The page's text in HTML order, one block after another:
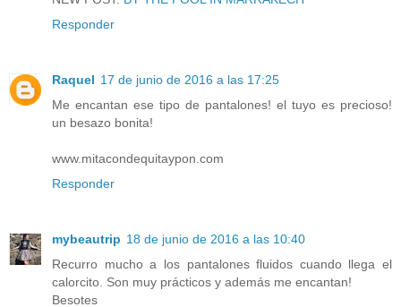
Responder
Raquel 17 de junio de 2016 a las 17:25
Me encantan ese tipo de pantalones! el tuyo es precioso!
un besazo bonita!
www.mitacondequitaypon.com
Responder
mybeautrip 18 de junio de 2016 a las 10:40
Recurro mucho a los pantalones fluidos cuando llega el
calorcito. Son muy prácticos y además me encantan!
Besotes